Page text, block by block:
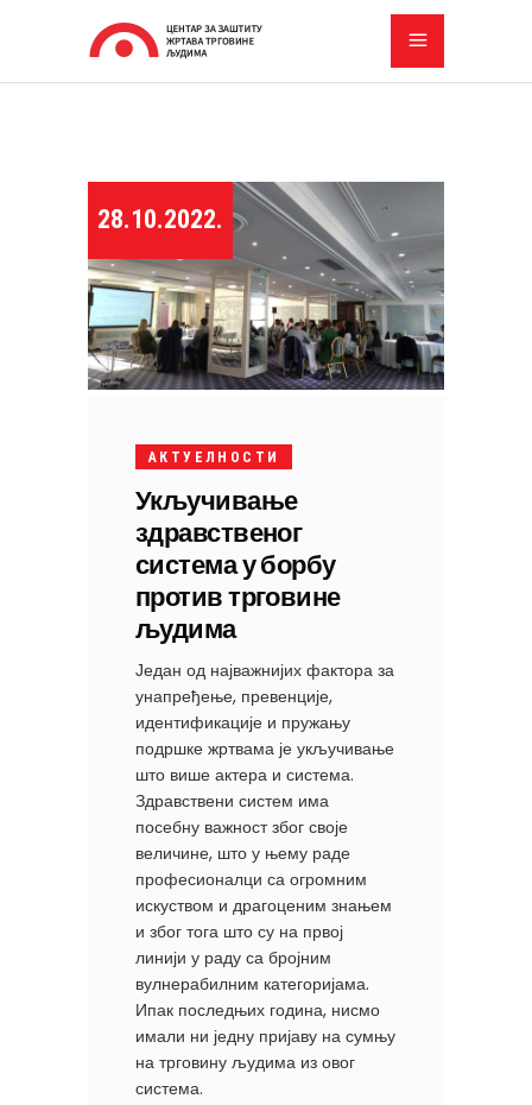
28.10.2022.
АКТУЕЛНОСТИ
Укључивање
здравственог
система у борбу
против трговине
људима
Један од најважнијих фактора за
унапређење, превенције,
идентификације и пружању
подршке жртвама је укључивање
што више актера и система.
Здравствени систем има
посебну важност због своје
величине, што у њему раде
професионалци са огромним
искуством и драгоценим знањем
и због тога што су на првој
линији у раду са бројним
вулнерабилним категоријама.
Ипак последњих година, нисмо
имали ни једну пријаву на сумњу
на трговину људима из овог
система.